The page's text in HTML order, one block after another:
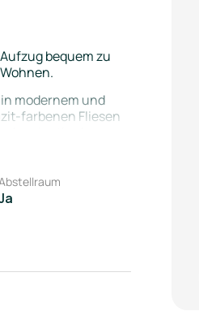
bequem zu
modernem und
farbenen Fliesen
Ein großzügiges